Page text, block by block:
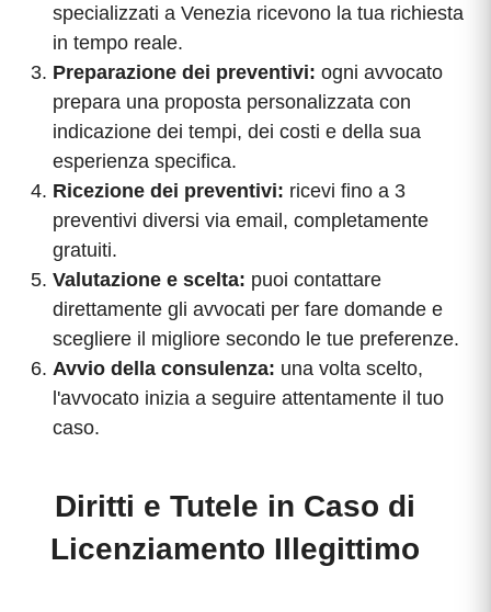
specializzati a Venezia ricevono la tua richiesta
in tempo reale.
Preparazione dei preventivi: ogni avvocato
prepara una proposta personalizzata con
indicazione dei tempi, dei costi e della sua
esperienza specifica.
Ricezione dei preventivi: ricevi fino a 3
preventivi diversi via email, completamente
gratuiti.
Valutazione e scelta: puoi contattare
direttamente gli avvocati per fare domande e
scegliere il migliore secondo le tue preferenze.
Avvio della consulenza: una volta scelto,
l'avvocato inizia a seguire attentamente il tuo
caso.
Diritti e Tutele in Caso di
Licenziamento Illegittimo